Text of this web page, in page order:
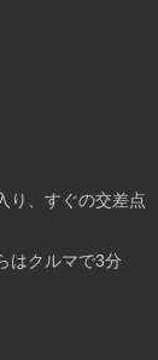
り、すぐの交差点
はクルマで3分